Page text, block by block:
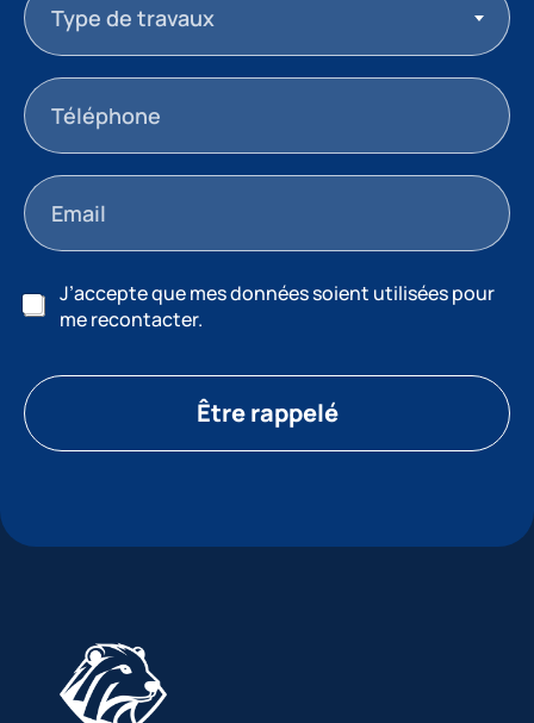
Type de travaux
J’accepte que mes données soient utilisées pour
me recontacter.
Être rappelé